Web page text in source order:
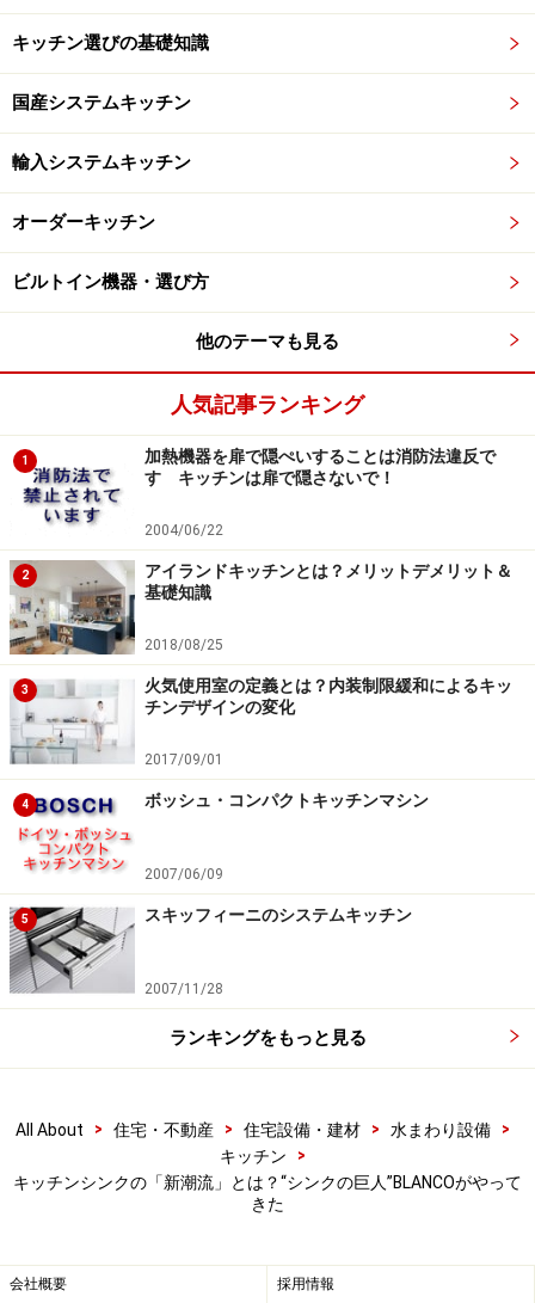
キッチン選びのフローのひとつとして定着
することを目指します
46.5の濱田社長に聞いてみました。
「キッチンで過ごす時間はなんだかんだでとても長く、
しかもその大半はシンクの前にいます。そしてリビング
とキッチンの距離感も近くなってきていますよね。だか
めには、色々な角度から目に入るシンクをもっと真剣に
選ぶ必要があると思うんです。そのための選択肢を広げ
たい！ そういう思いでシンクに注目しています」
濱田氏は以前、「NOELSE」というクオーツストーンや
セラミック板の新しいシンクを発表しています。
「そしてもっと広く多くの人にシンクを選ぶことの楽し
さをお伝えするためにスタートさせたのがBLANCOの取
扱いです」
濱田氏はさらに続けます。
「BLANCOは圧倒的な性能とコーディネートをもたらし
ます。傷や汚れ、劣化を気にすることなく快適に使え
て、多彩なコーディネートで一人ひとりに合わせた心地
よいキッチンコーディネートができる、そんな魅力が詰
まっています。シンクをもっと真剣に考え選ぶというこ
とを目指します」
BLANCOのクオーツ系シンクは、多彩なカラーバリエー
ションに加え、オーバー、アンダー、エプロンなど多彩
な設置方法から選ぶことができ、これからますます重要
性が増してくるキッチンのコーディネートには欠かせな
キッチン選びの基礎知識
国産システムキッチン
輸入システムキッチン
オーダーキッチン
ビルトイン機器・選び方
他のテーマも見る
人気記事ランキング
1
加熱機器を扉で隠ぺいすることは消防法違反で
す キッチンは扉で隠さないで！
2004/06/22
2
アイランドキッチンとは？メリットデメリット＆
基礎知識
2018/08/25
3
火気使用室の定義とは？内装制限緩和によるキッ
チンデザインの変化
2017/09/01
4 ボッシュ・コンパクトキッチンマシン
2007/06/09
5 スキッフィーニのシステムキッチン
2007/11/28
ランキングをもっと見る
All About > 住宅・不動産 > 住宅設備・建材 > 水まわり設備
>
キッチン
>
キッチンシンクの「新潮流」とは？“シンクの巨人”BLANCOがやって
きた
会社概要 採用情報